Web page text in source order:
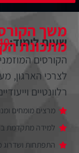
משך
שעות לימוד:
מתכונת
הקורסים
לצרכי הארגון,
רלוונטיים
מרצים מומחים
למידה מתקדמת
התפתחות ושדרוג